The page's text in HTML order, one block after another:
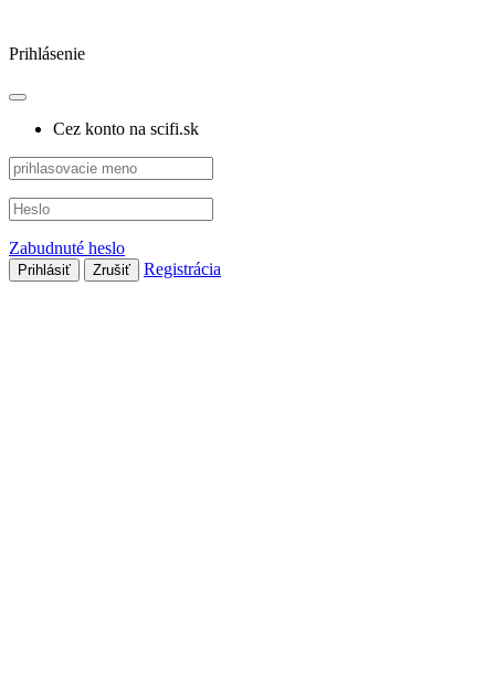
Prihlásenie
Cez konto na scifi.sk
Zabudnuté heslo
Prihlásiť Zrušiť Registrácia